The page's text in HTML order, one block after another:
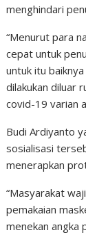
menghindari
“Menurut para
cepat untuk
untuk itu
dilakukan diluar
covid-19 varian
Budi Ardiyanto
sosialisasi
menerapkan
“Masyarakat
pemakaian
menekan angka